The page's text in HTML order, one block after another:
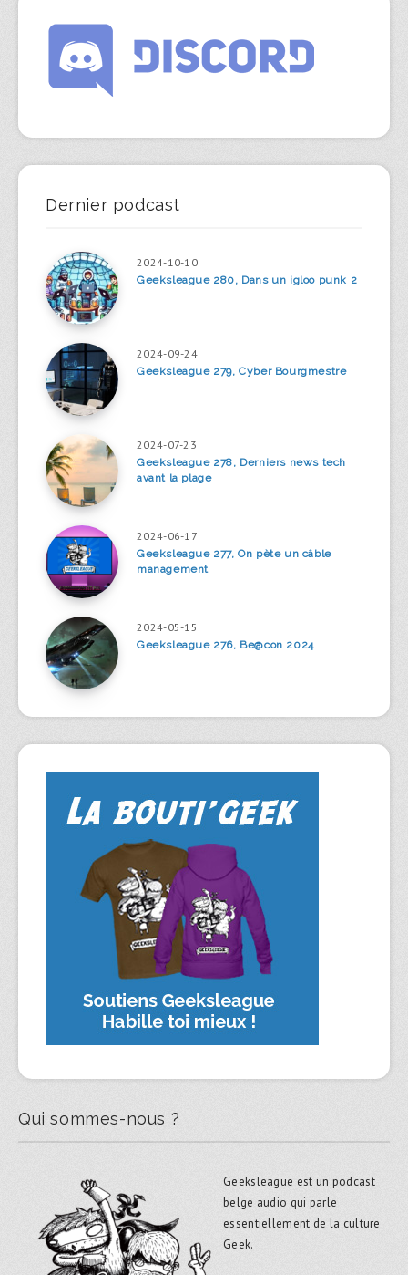
Dernier podcast
2024-10-10
Geeksleague 280, Dans un igloo punk 2
2024-09-24
Geeksleague 279, Cyber Bourgmestre
2024-07-23
Geeksleague 278, Derniers news tech
avant la plage
2024-06-17
Geeksleague 277, On pète un câble
management
2024-05-15
Geeksleague 276, Be@con 2024
Qui sommes-nous ?
Geeksleague est un podcast
belge audio qui parle
essentiellement de la culture
Geek.